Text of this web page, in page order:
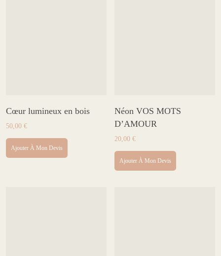
Cœur lumineux en bois
50,00 €
Ajouter À Mon Devis
Néon VOS MOTS
D’AMOUR
20,00€
Ajouter À Mon Devis